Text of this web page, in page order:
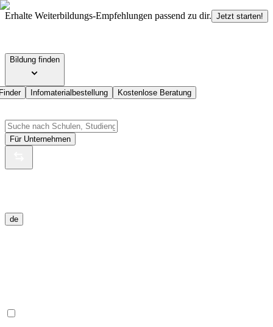
Erhalte Weiterbildungs-Empfehlungen passend zu dir. Jetzt starten!
Bildung finden
Infomaterialbestellung Kostenlose Beratung
Für Unternehmen
de